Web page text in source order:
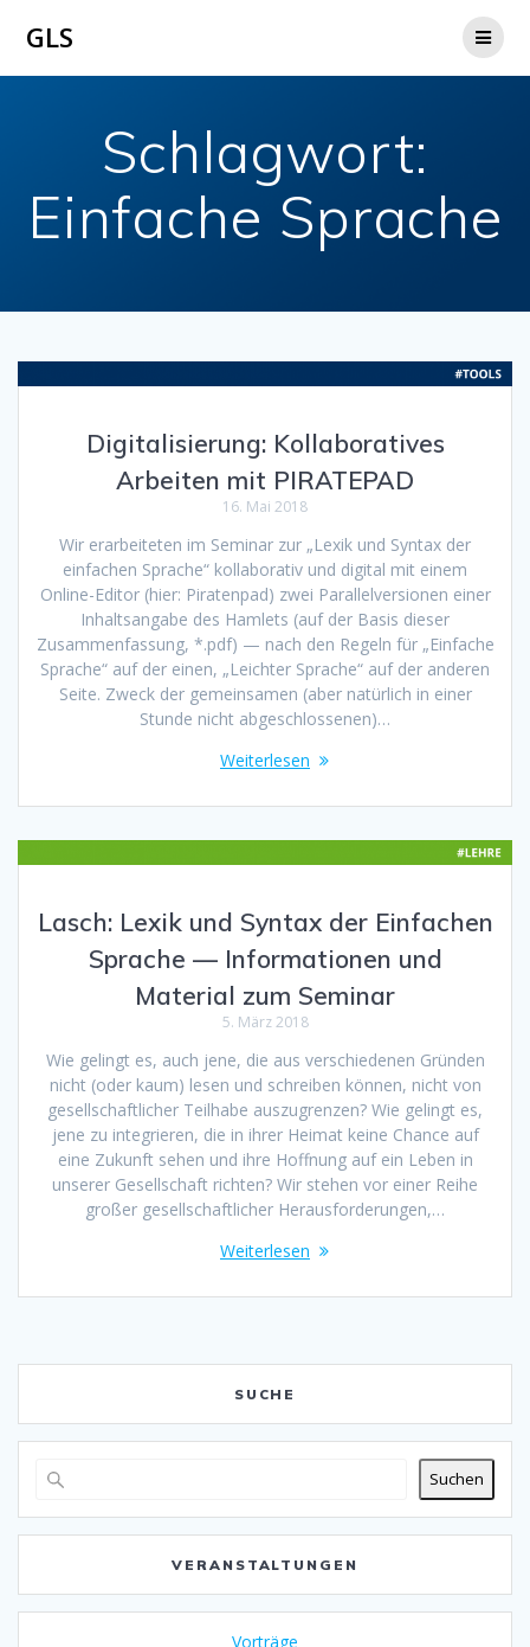
GLS
Schlagwort:
Einfache Sprache
Digitalisierung: Kollaboratives
Arbeiten mit PIRATEPAD
16. Mai 2018
Wir erarbeiteten im Seminar zur „Lexik und Syntax der
einfachen Sprache“ kollaborativ und digital mit einem
Online-Editor (hier: Piratenpad) zwei Parallelversionen einer
Inhaltsangabe des Hamlets (auf der Basis dieser
Zusammenfassung, *.pdf) — nach den Regeln für „Einfache
Sprache“ auf der einen, „Leichter Sprache“ auf der anderen
Seite. Zweck der gemeinsamen (aber natürlich in einer
Stunde nicht abgeschlossenen)…
Weiterlesen
Lasch: Lexik und Syntax der Einfachen
Sprache — Informationen und
Material zum Seminar
5. März 2018
Wie gelingt es, auch jene, die aus verschiedenen Gründen
nicht (oder kaum) lesen und schreiben können, nicht von
gesellschaftlicher Teilhabe auszugrenzen? Wie gelingt es,
jene zu integrieren, die in ihrer Heimat keine Chance auf
eine Zukunft sehen und ihre Hoffnung auf ein Leben in
unserer Gesellschaft richten? Wir stehen vor einer Reihe
großer gesellschaftlicher Herausforderungen,…
Weiterlesen
SUCHE
Suchen
VERANSTALTUNGEN
Vorträge